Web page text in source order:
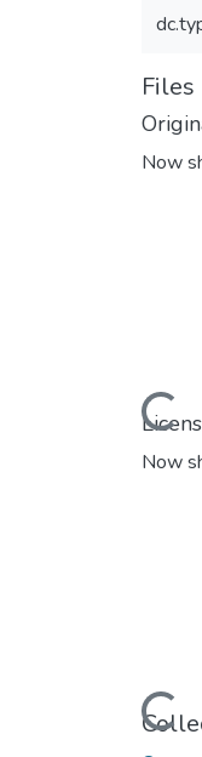
Files
Now
Loading...
Now
Loading...